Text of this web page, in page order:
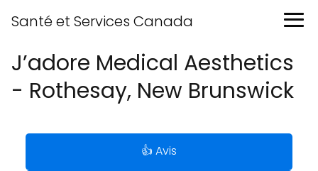
Santé et Services Canada
J’adore Medical Aesthetics
- Rothesay, New Brunswick
👍 Avis